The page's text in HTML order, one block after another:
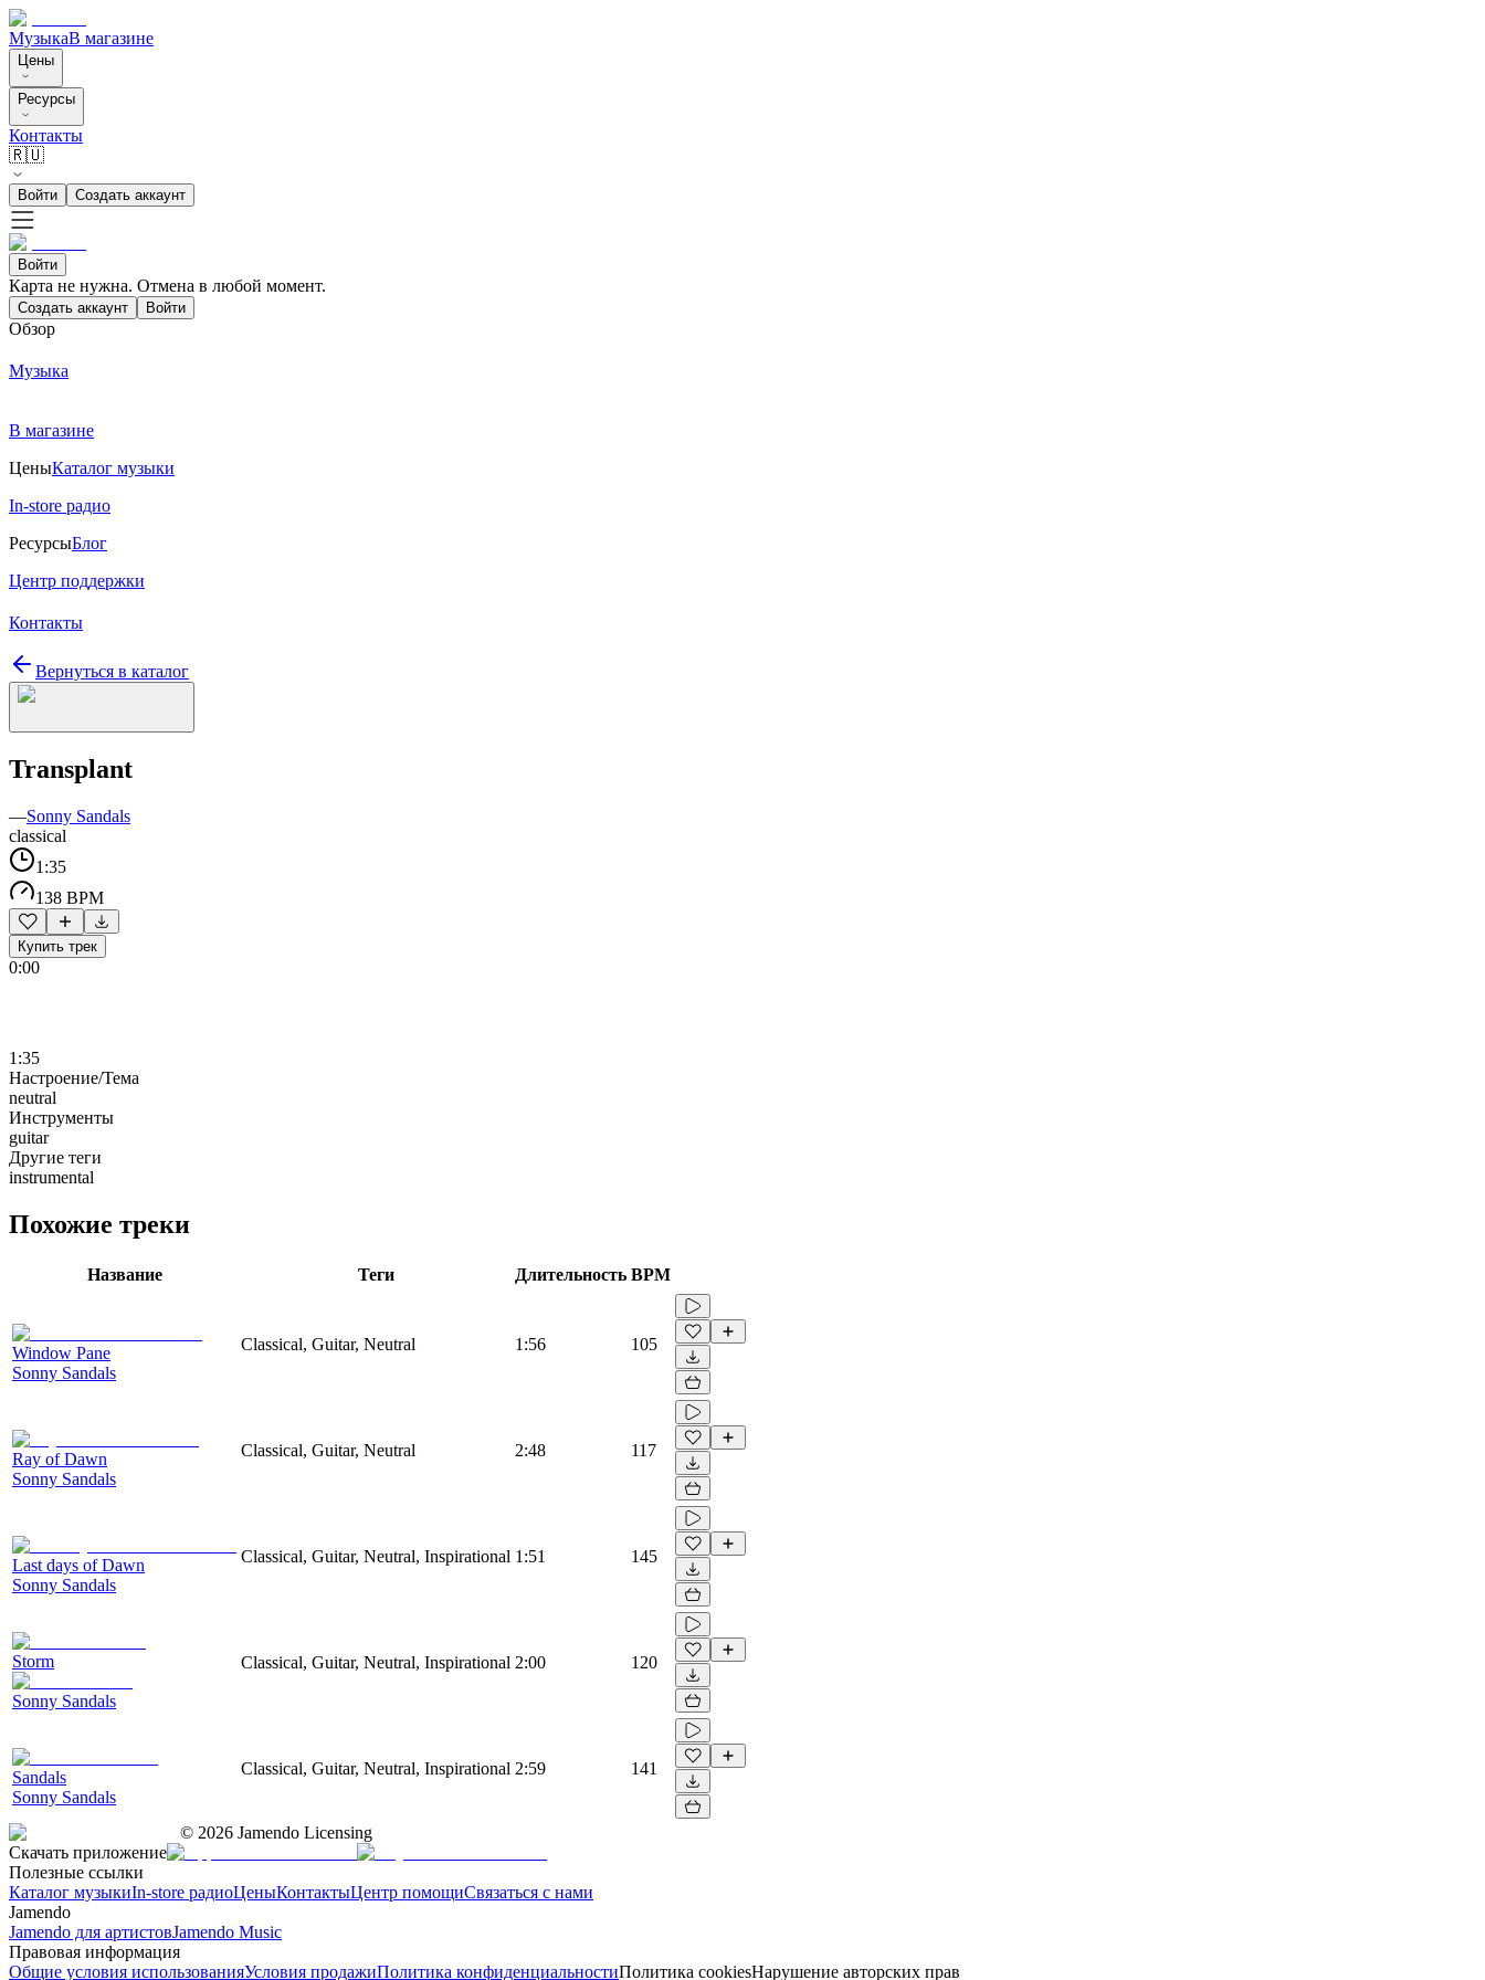
МузыкаВ магазине
Цены
Ресурсы
Контакты
🇷🇺
Войти Создать аккаунт
Войти
Карта не нужна. Отмена в любой момент.
Создать аккаунт Войти
Обзор
Музыка
В магазине
ЦеныКаталог музыки
In-store радио
РесурсыБлог
Центр поддержки
Контакты
Вернуться в каталог
Transplant
—Sonny Sandals
classical
1:35
138 BPM
Купить трек
0:00
1:35
Настроение/Тема
neutral
Инструменты
guitar
Другие теги
instrumental
Похожие треки
Название Теги Длительность BPM
Window Pane
Sonny Sandals
Classical, Guitar, Neutral 1:56 105
Ray of Dawn
Sonny Sandals
Classical, Guitar, Neutral 2:48 117
Last days of Dawn
Sonny Sandals
Classical, Guitar, Neutral, Inspirational 1:51 145
Storm
Sonny Sandals
Classical, Guitar, Neutral, Inspirational 2:00 120
Sandals
Sonny Sandals
Classical, Guitar, Neutral, Inspirational 2:59 141
© 2026 Jamendo Licensing
Скачать приложение
Полезные ссылки
Каталог музыкиIn-store радиоЦеныКонтактыЦентр помощиСвязаться с нами
Jamendo
Jamendo для артистовJamendo Music
Правовая информация
Общие условия использованияУсловия продажиПолитика конфиденциальностиПолитика cookiesНарушение авторских прав